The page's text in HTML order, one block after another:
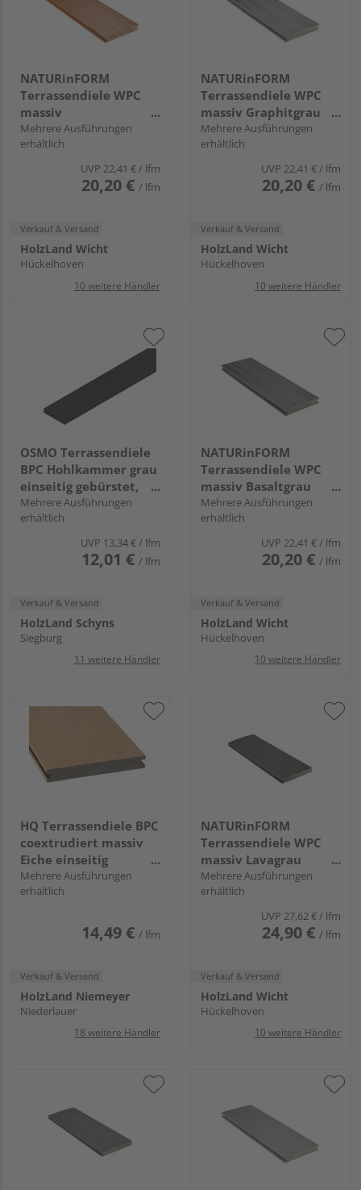
NATURinFORM
Terrassendiele WPC
massiv
Bernsteinbraun
einseitig Holzstruktur,
längsseitige Nut, DIE
NATURLINIE - 21 x 140
Mehrere Ausführungen
erhältlich
UVP 22,41 €/ lfm
20,20 € / lfm
Verkauf & Versand
HolzLand Wicht
Hückelhoven
10 weitere Händler
NATURinFORM
Terrassendiele WPC
massiv Graphitgrau
einseitig Holzstruktur,
längsseitige Nut, DIE
NATURLINIE - 21 x 140
Mehrere Ausführungen
erhältlich
UVP 22,41 €/ lfm
20,20 € / lfm
Verkauf & Versand
HolzLand Wicht
Hückelhoven
10 weitere Händler
OSMO Terrassendiele
BPC Hohlkammer grau
einseitig gebürstet,
einseitig geriffelt,
längsseitige Nut,
MULTI-DECK - 25 x 150
Mehrere Ausführungen
erhältlich
UVP 13,34 €/ lfm
12,01 € / lfm
Verkauf & Versand
HolzLand Schyns
Siegburg
11 weitere Händler
NATURinFORM
Terrassendiele WPC
massiv Basaltgrau
einseitig Holzstruktur,
längsseitige Nut, DIE
NATURLINIE - 21 x 140
Mehrere Ausführungen
erhältlich
UVP 22,41 €/ lfm
20,20 € / lfm
Verkauf & Versand
HolzLand Wicht
Hückelhoven
10 weitere Händler
HQ Terrassendiele BPC
coextrudiert massiv
Eiche einseitig
Holzstruktur, einseitig
individuell
längsseitige Nut,
Primo+ - 20 x 140 mm
Mehrere Ausführungen
erhältlich
14,49 € / lfm
Verkauf & Versand
HolzLand Niemeyer
Niederlauer
18 weitere Händler
NATURinFORM
Terrassendiele WPC
massiv Lavagrau
einseitig Holzstruktur,
einseitig glatt,
längsseitige Nut, DIE
EXKLUSIVE - 21 x 162
Mehrere Ausführungen
erhältlich
UVP 27,62 €/ lfm
24,90 € / lfm
Verkauf & Versand
HolzLand Wicht
Hückelhoven
10 weitere Händler